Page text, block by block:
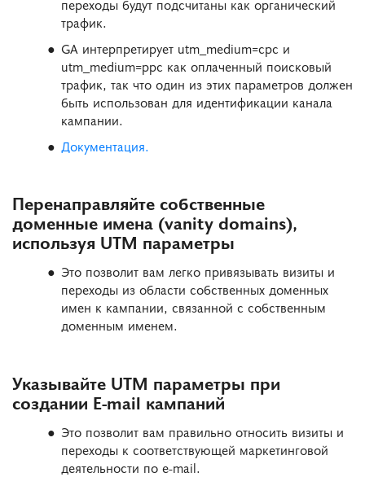
переходы будут подсчитаны как органический
трафик.
GA интерпретирует utm_medium=cpc и
utm_medium=ppc как оплаченный поисковый
трафик, так что один из этих параметров должен
быть использован для идентификации канала
кампании.
Документация.
Перенаправляйте собственные
доменные имена (vanity domains),
используя UTM параметры
Это позволит вам легко привязывать визиты и
переходы из области собственных доменных
имен к кампании, связанной с собственным
доменным именем.
Указывайте UTM параметры при
создании E-mail кампаний
Это позволит вам правильно относить визиты и
переходы к соответствующей маркетинговой
деятельности по e-mail.